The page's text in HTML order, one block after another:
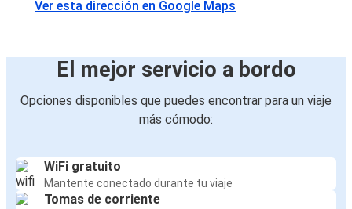
Ver esta dirección en Google Maps
El mejor servicio a bordo
Opciones disponibles que puedes encontrar para un viaje
más cómodo:
WiFi gratuito
Mantente conectado durante tu viaje
Tomas de corriente